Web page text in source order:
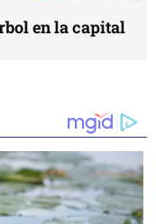
en la capital